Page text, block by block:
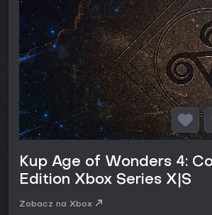
Kup Age of Wonders 4:
Edition Xbox Series X|S
Zobacz na Xbox